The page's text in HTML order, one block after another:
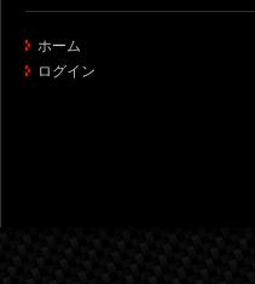
ホーム
ログイン